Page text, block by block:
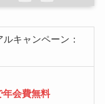
キャンペーン：
会費無料